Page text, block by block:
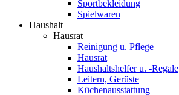
Sportbekleidung
Spielwaren
Haushalt
Hausrat
Reinigung u. Pflege
Hausrat
Haushaltshelfer u. -Regale
Leitern, Gerüste
Küchenausstattung